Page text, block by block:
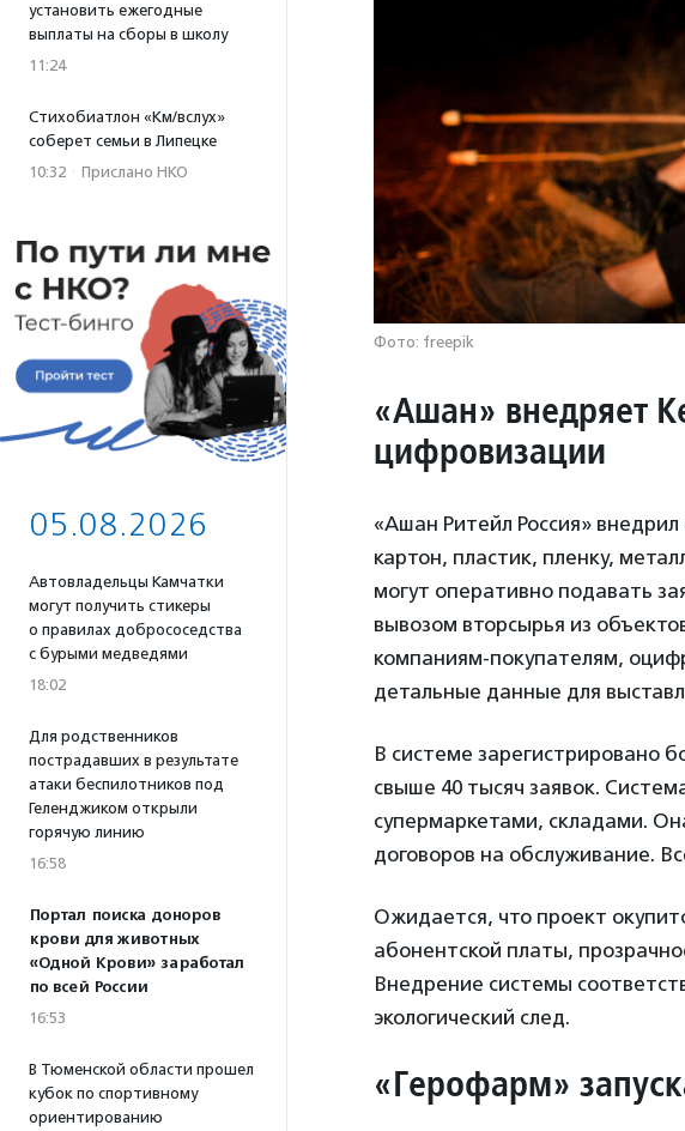
установить ежегодные
выплаты на сборы в школу
11:24
Стихобиатлон «Км/вслух»
соберет семьи в Липецке
10:32 · Прислано НКО
05.08.2026
Автовладельцы Камчатки
могут получить стикеры
о правилах добрососедства
с бурыми медведями
18:02
Для родственников
пострадавших в результате
атаки беспилотников под
Геленджиком открыли
горячую линию
16:58
Портал поиска доноров
крови для животных
«Одной Крови» заработал
по всей России
16:53
В Тюменской области прошел
кубок по спортивному
ориентированию
Фото: freepik
«Ашан» внедряет
цифровизации
«Ашан Ритейл Россия»
картон, пластик, пленку,
могут оперативно подавать
вывозом вторсырья из
компаниям-покупателям,
детальные данные для
В системе зарегистрировано
свыше 40 тысяч заявок.
супермаркетами, складами.
договоров на обслуживание.
Ожидается, что проект
абонентской платы,
Внедрение системы
экологический след.
«Герофарм»